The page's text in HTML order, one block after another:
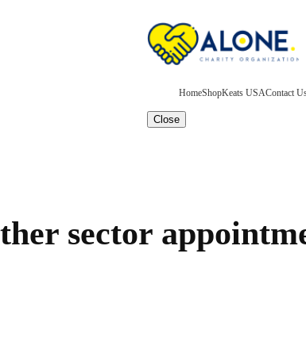
HomeShopKeats USAContact
Close
sector